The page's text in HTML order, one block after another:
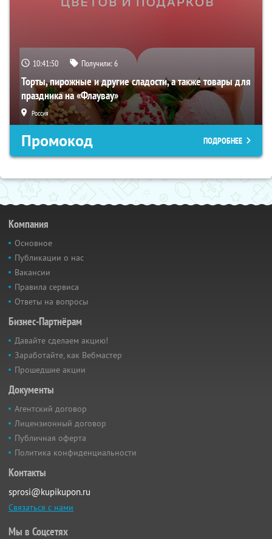
10:41:49 Получили:6
Торты, пирожные и другие сладости, а также товары для
праздника на «Флаувау»
Россия
Промокод ПОДРОБНЕЕ
Компания
Основное
Публикации о нас
Вакансии
Правила сервиса
Ответы на вопросы
Бизнес-Партнёрам
Давайте сделаем акцию!
Заработайте, как Вебмастер
Прошедшие акции
Документы
Агентский договор
Лицензионный договор
Публичная оферта
Политика конфиденциальности
Контакты
sprosi@kupikupon.ru
Связаться с нами
Мы в Соцсетях